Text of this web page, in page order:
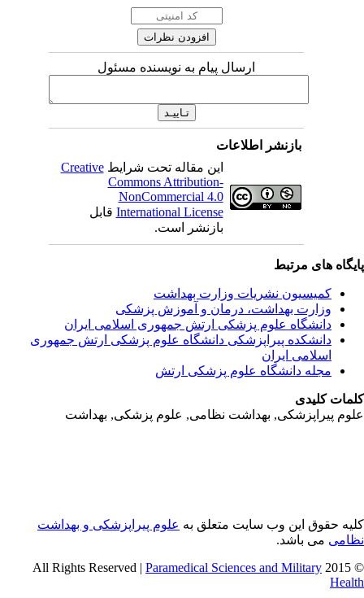
ارسال پیام به نویسنده مسئول
بازنشر اطلاعات
این مقاله تحت شرایطCreative
Commons Attribution-
NonCommercial 4.0
International Licenseقابل
بازنشر است.
های مرتبط
کمیسیون نشریات وزارت بهداشت
وزارت بهداشت، درمان و آموزش پزشکی
دانشگاه علوم پزشکی ارتش جمهوری اسلامی ایران
دانشکده پیراپزشکی دانشگاه علوم پزشکی ارتش جمهوری
اسلامی ایران
مجله دانشگاه علوم پزشکی ارتش
کلیدی
پیراپزشکی, بهداشت نظامی, علوم پزشکی, بهداشت
حقوق این وب سایت متعلق بهعلوم پیراپزشکی و بهداشت
می باشد.
©
Paramedical Sciences and Military